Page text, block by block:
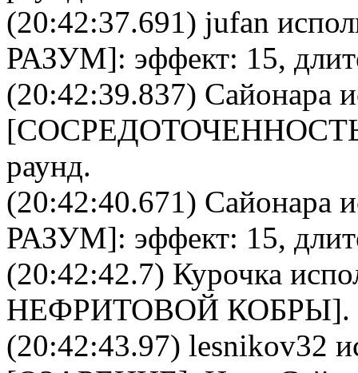
(20:42:37.691) jufan
РАЗУМ]: эффект: 15,
(20:42:39.837) Сайонара
[
раунд.
(20:42:40.671) Сайонара
РАЗУМ]: эффект: 15,
(20:42:42.7) Курочка
НЕФРИТОВОЙ КОБРЫ].
(20:42:43.97) lesnikov32